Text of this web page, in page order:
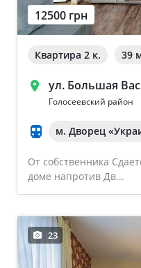
Ворзель
Борисполь
Буча
Дом 2000-2009 года
Новострой
Частный дом
Общая площадь
От 40
От 60
От 80
От 100
12500 грн
Квартира 2 к. 39
ул. Большая
Голосеевский район
м. Дворец
От собственника
доме напротив Дв...
23